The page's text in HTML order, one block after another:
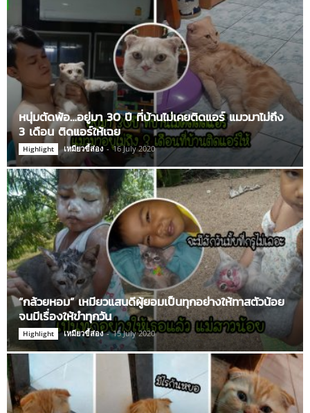
หนุ่มตัดพ้อ…อยู่มา 30 ปี ที่บ้านไม่เคยติดแอร์ แมวมาไม่ถึง
3 เดือน ติดแอร์ให้เฉย
Highlight เหมียวขี้ส่อง - 16 July 2020
“กล้วยหอม” เหมียวแสนดีผู้ยอมเป็นทุกอย่างให้ทาสตัวน้อย
จนมีเรื่องให้ขำทุกวัน
Highlight เหมียวขี้ส่อง - 15 July 2020